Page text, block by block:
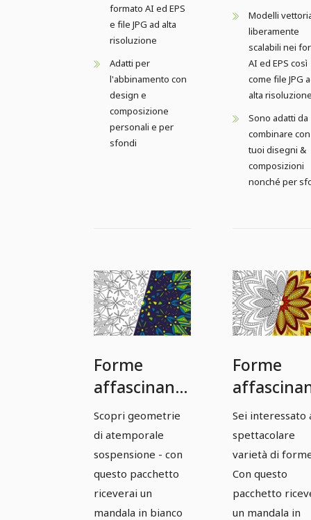
formato AI ed EPS
e file JPG ad alta
risoluzione
Adatti per
l'abbinamento con
design e
composizione
personali e per
sfondi
Modelli
liberamente
scalabili nei
AI ed EPS così
come file JPG
alta
Sono adatti da
combinare
tuoi disegni &
composizioni
nonché per
Forme
affascinanti:
modelli di
mandala
basati su
vettori -
Versione 07
Scopri geometrie
di atemporale
sospensione - con
questo pacchetto
riceverai un
mandala in bianco
Forme
modelli di
Mandala
basati su
vettori -
Versione
Sei interessato
spettacolare
varietà di
Con questo
pacchetto
un mandala in